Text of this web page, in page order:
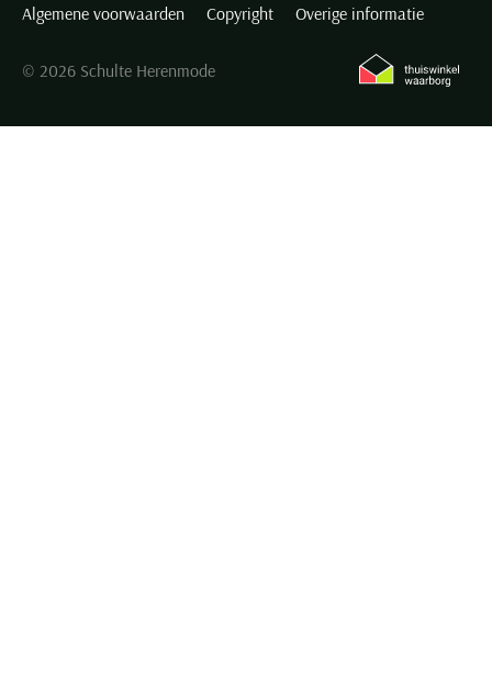
Algemene voorwaarden Copyright Overige informatie
© 2026 Schulte Herenmode